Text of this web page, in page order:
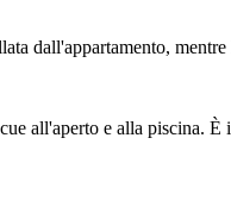
dall'appartamento,
all'aperto e alla piscina.